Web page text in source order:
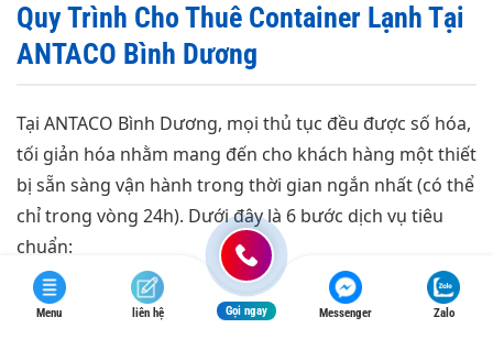
Quy Trình Cho Thuê Container Lạnh Tại
ANTACO Bình Dương
Tại ANTACO Bình Dương, mọi thủ tục đều được số hóa,
tối giản hóa nhằm mang đến cho khách hàng một thiết
bị sẵn sàng vận hành trong thời gian ngắn nhất (có thể
chỉ trong vòng 24h). Dưới đây là 6 bước dịch vụ tiêu
chuẩn:
Menu liên hệ Gọi ngay Messenger Zalo